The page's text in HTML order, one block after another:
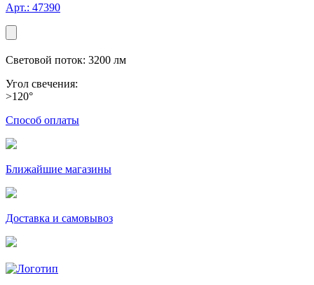
Арт.: 47390
Световой поток: 3200 лм
Угол свечения:
>120°
Способ оплаты
Ближайшие магазины
Доставка и самовывоз